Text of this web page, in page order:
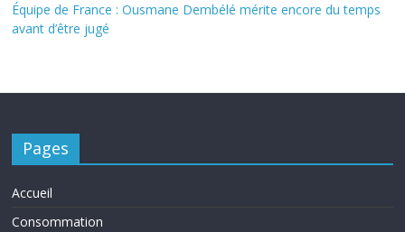
Équipe de France : Ousmane Dembélé mérite encore du temps
avant d’être jugé
Pages
Accueil
Consommation